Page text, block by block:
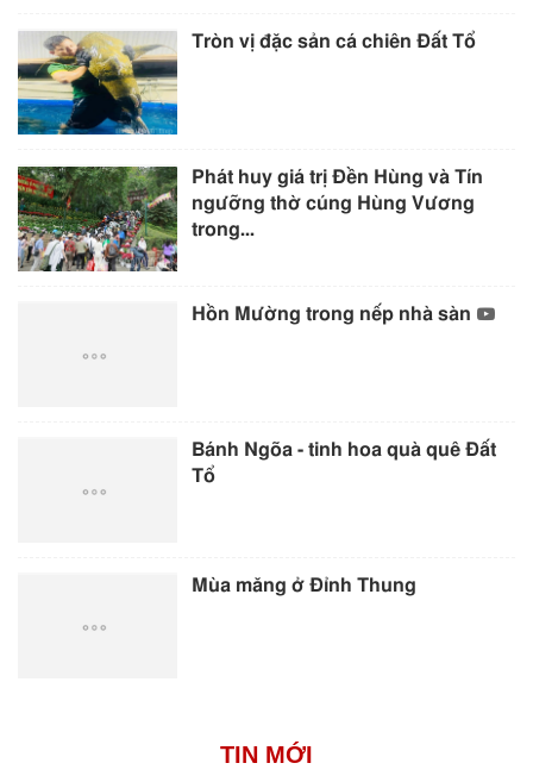
Tròn vị đặc sản cá chiên Đất Tổ
Phát huy giá trị Đền Hùng và Tín
ngưỡng thờ cúng Hùng Vương
trong...
Hồn Mường trong nếp nhà sàn
Bánh Ngõa - tinh hoa quà quê Đất
Tổ
Mùa măng ở Đỉnh Thung
TIN MỚI